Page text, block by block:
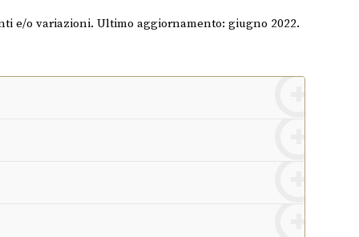
e/o variazioni. Ultimo aggiornamento: giugno 2022.